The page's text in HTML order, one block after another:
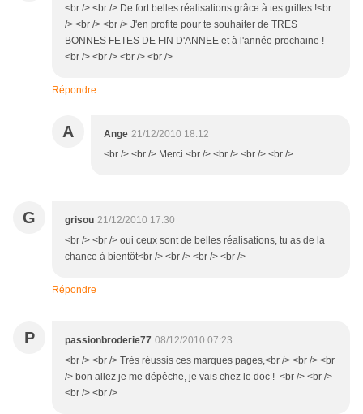
<br /> <br /> De fort belles réalisations grâce à tes grilles !<br
/> <br /> <br /> J'en profite pour te souhaiter de TRES
BONNES FETES DE FIN D'ANNEE et à l'année prochaine !
<br /> <br /> <br /> <br />
Répondre
A Ange 21/12/2010 18:12
<br /> <br /> Merci <br /> <br /> <br /> <br />
G grisou 21/12/2010 17:30
<br /> <br /> oui ceux sont de belles réalisations, tu as de la
chance à bientôt<br /> <br /> <br /> <br />
Répondre
P passionbroderie77 08/12/2010 07:23
<br /> <br /> Très réussis ces marques pages,<br /> <br /> <br
/> bon allez je me dépêche, je vais chez le doc ! <br /> <br />
<br /> <br />